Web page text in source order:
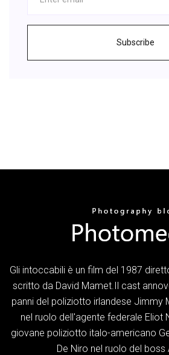
Subscribe
Gli intoccabili è un film del 1987
scritto da David Mamet.Il cast
panni del poliziotto irlandese Jimmy
nel ruolo dell'agente federale Eliot
giovane poliziotto italo-americano
De Niro nel ruolo del boss